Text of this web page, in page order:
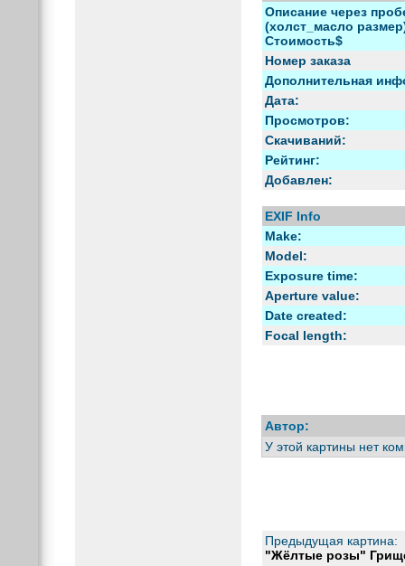
Описание через
(холст_масло
Стоимость$
Номер заказа
Дополнительная
Дата:
Просмотров:
Скачиваний:
Рейтинг:
Добавлен:
EXIF Info
Make:
Model:
Exposure time:
Aperture value:
Date created:
Focal length:
Автор:
У этой картины нет
Предыдущая картина:
"Жёлтые розы"